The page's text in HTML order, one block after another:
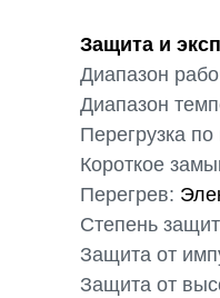
Защита и
Диапазон
Диапазон
Перегрузка
Короткое
Перегрев:
Степень
Защита от
Защита от